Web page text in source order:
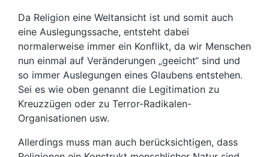
Da Religion eine Weltansicht ist und somit auch
eine Auslegungssache, entsteht dabei
normalerweise immer ein Konflikt, da wir Menschen
nun einmal auf Veränderungen „geeicht“ sind und
so immer Auslegungen eines Glaubens entstehen.
Sei es wie oben genannt die Legitimation zu
Kreuzzügen oder zu Terror-Radikalen-
Organisationen usw.
Allerdings muss man auch berücksichtigen, dass